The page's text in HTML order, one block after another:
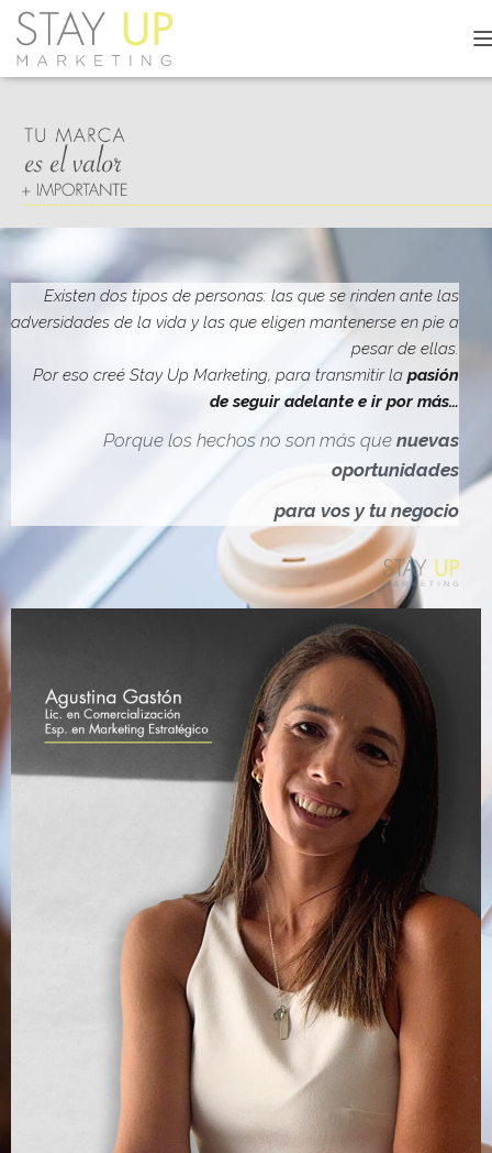
A
M
D
E
N
A
V
G
I
Ó
N
Existen dos tipos de personas: las que se rinden ante las
adversidades de la vida y las que eligen mantenerse en pie a
pesar de ellas.
Por eso creé Stay Up Marketing, para transmitir la pasión
de seguir adelante e ir por más…
Porque los hechos no son más que nuevas
oportunidades
para vos y tu negocio